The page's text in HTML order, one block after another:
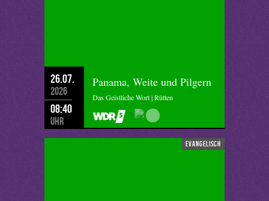
26.07.
2026
08:40
Uhr
Panama, Weite und Pilgern
Das Geistliche Wort | Rütten
evangelisch